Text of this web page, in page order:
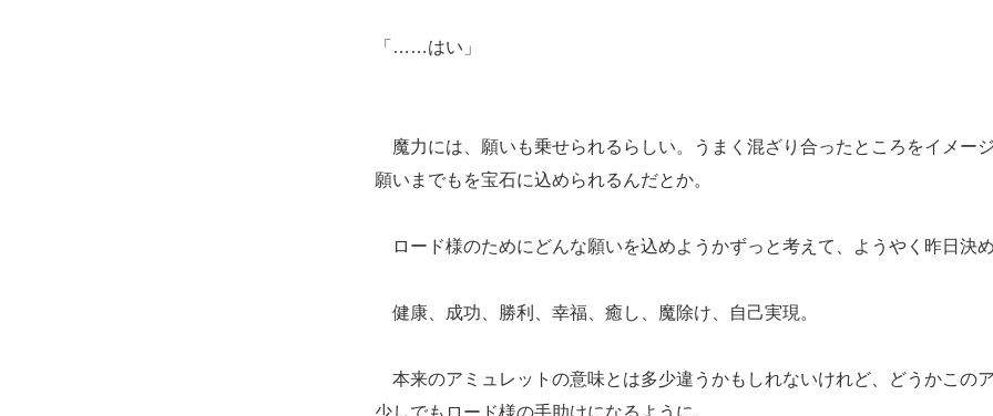
「……はい」
魔力には、願いも乗せられるらしい。うまく混ざり合ったところをイメー
願いまでもを宝石に込められるんだとか。
ロード様のためにどんな願いを込めようかずっと考えて、ようやく昨日決め
健康、成功、勝利、幸福、癒し、魔除け、自己実現。
本来のアミュレットの意味とは多少違うかもしれないけれど、どうかこの
少しでもロード様の手助けになるように。